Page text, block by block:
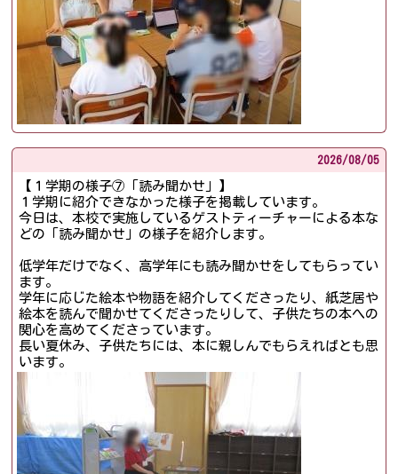
2026/08/05
【１学期の様子⑦「読み聞かせ」】
１学期に紹介できなかった様子を掲載しています。
今日は、本校で実施しているゲストティーチャーによる本な
どの「読み聞かせ」の様子を紹介します。
低学年だけでなく、高学年にも読み聞かせをしてもらってい
ます。
学年に応じた絵本や物語を紹介してくださったり、紙芝居や
絵本を読んで聞かせてくださったりして、子供たちの本への
関心を高めてくださっています。
長い夏休み、子供たちには、本に親しんでもらえればとも思
います。